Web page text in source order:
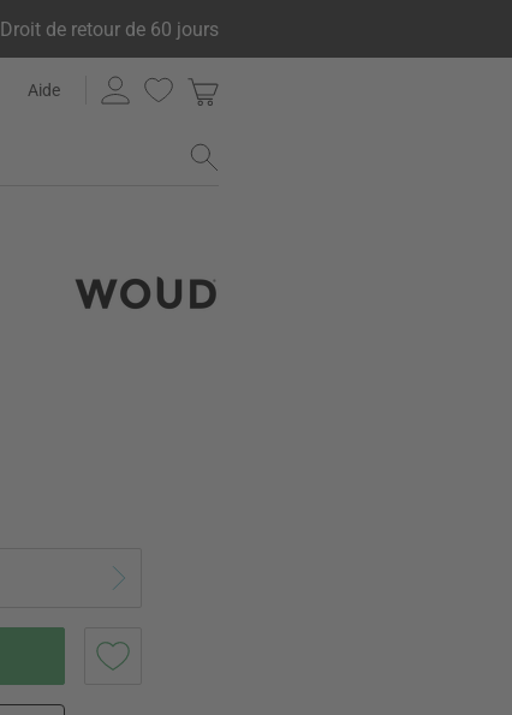
Droit de retour de 60 jours
Aide